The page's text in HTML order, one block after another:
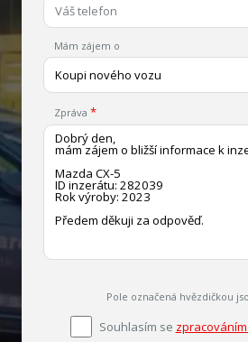
Mám zájem o
Koupi nového vozu
Zpráva
Pole označená hvězdičkou
Souhlasím se